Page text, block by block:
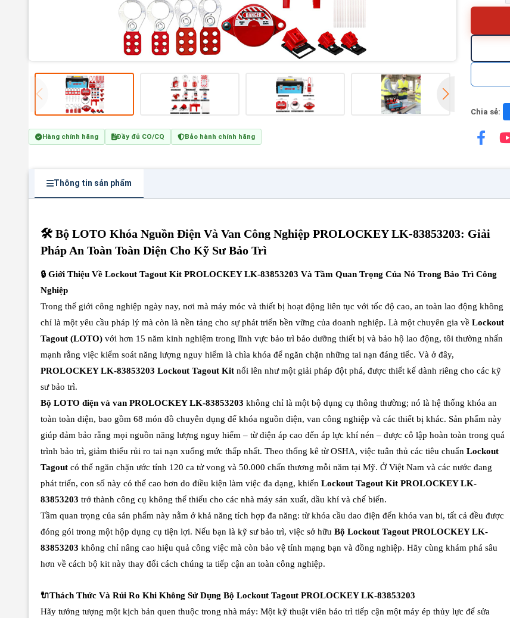
Hàng chính hãng Đầy đủ CO/CQ Bảo hành chính hãng
Chia sẻ:
Thông tin sản phẩm
🛠️ Bộ LOTO Khóa Nguồn Điện Và Van Công Nghiệp PROLOCKEY LK-83853203: Giải
Pháp An Toàn Toàn Diện Cho Kỹ Sư Bảo Trì
🔒 Giới Thiệu Về Lockout Tagout Kit PROLOCKEY LK-83853203 Và Tầm Quan Trọng Của Nó Trong Bảo Trì Công
Nghiệp
Trong thế giới công nghiệp ngày nay, nơi mà máy móc và thiết bị hoạt động liên tục với tốc độ cao, an toàn lao động không
chỉ là một yêu cầu pháp lý mà còn là nền tảng cho sự phát triển bền vững của doanh nghiệp. Là một chuyên gia về Lockout
Tagout (LOTO) với hơn 15 năm kinh nghiệm trong lĩnh vực bảo trì bảo dưỡng thiết bị và bảo hộ lao động, tôi thường nhấn
mạnh rằng việc kiểm soát năng lượng nguy hiểm là chìa khóa để ngăn chặn những tai nạn đáng tiếc. Và ở đây,
PROLOCKEY LK-83853203 Lockout Tagout Kit nổi lên như một giải pháp đột phá, được thiết kế dành riêng cho các kỹ
sư bảo trì.
Bộ LOTO điện và van PROLOCKEY LK-83853203 không chỉ là một bộ dụng cụ thông thường; nó là hệ thống khóa an
toàn toàn diện, bao gồm 68 món đồ chuyên dụng để khóa nguồn điện, van công nghiệp và các thiết bị khác. Sản phẩm này
giúp đảm bảo rằng mọi nguồn năng lượng nguy hiểm – từ điện áp cao đến áp lực khí nén – được cô lập hoàn toàn trong quá
trình bảo trì, giảm thiểu rủi ro tai nạn xuống mức thấp nhất. Theo thống kê từ OSHA, việc tuân thủ các tiêu chuẩn Lockout
Tagout có thể ngăn chặn ước tính 120 ca tử vong và 50.000 chấn thương mỗi năm tại Mỹ. Ở Việt Nam và các nước đang
phát triển, con số này có thể cao hơn do điều kiện làm việc đa dạng, khiến Lockout Tagout Kit PROLOCKEY LK-
83853203 trở thành công cụ không thể thiếu cho các nhà máy sản xuất, dầu khí và chế biến.
Tầm quan trọng của sản phẩm này nằm ở khả năng tích hợp đa năng: từ khóa cầu dao điện đến khóa van bi, tất cả đều được
đóng gói trong một hộp dụng cụ tiện lợi. Nếu bạn là kỹ sư bảo trì, việc sở hữu Bộ Lockout Tagout PROLOCKEY LK-
83853203 không chỉ nâng cao hiệu quả công việc mà còn bảo vệ tính mạng bạn và đồng nghiệp. Hãy cùng khám phá sâu
hơn về cách bộ kit này thay đổi cách chúng ta tiếp cận an toàn công nghiệp.
🔌Thách Thức Và Rủi Ro Khi Không Sử Dụng Bộ Lockout Tagout PROLOCKEY LK-83853203
Hãy tưởng tượng một kịch bản quen thuộc trong nhà máy: Một kỹ thuật viên bảo trì tiếp cận một máy ép thủy lực để sửa